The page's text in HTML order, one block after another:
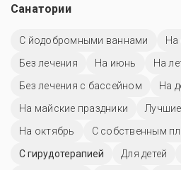
Санатории
С йодобромными ваннами
На
Без лечения
На июнь На
Без лечения с бассейном
На
На майские праздники
Лучшие
На октябрь
С собственным
С гирудотерапией
Для детей